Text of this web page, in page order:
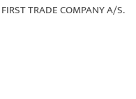
FIRST TRADE COMPANY A/S.